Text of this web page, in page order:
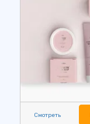
Смотреть